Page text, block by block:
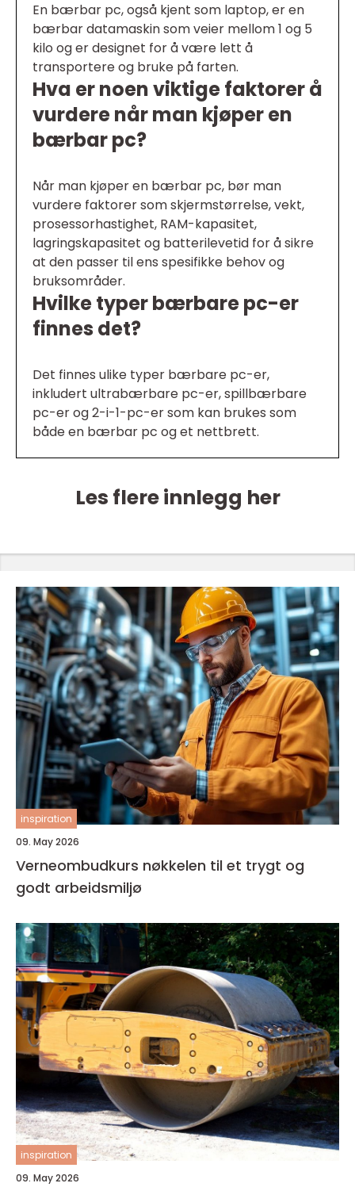
En bærbar pc, også kjent som laptop, er en
bærbar datamaskin som veier mellom 1 og 5
kilo og er designet for å være lett å
transportere og bruke på farten.
Hva er noen viktige faktorer å
vurdere når man kjøper en
bærbar pc?
Når man kjøper en bærbar pc, bør man
vurdere faktorer som skjermstørrelse, vekt,
prosessorhastighet, RAM-kapasitet,
lagringskapasitet og batterilevetid for å sikre
at den passer til ens spesifikke behov og
bruksområder.
Hvilke typer bærbare pc-er
finnes det?
Det finnes ulike typer bærbare pc-er,
inkludert ultrabærbare pc-er, spillbærbare
pc-er og 2-i-1-pc-er som kan brukes som
både en bærbar pc og et nettbrett.
Les flere innlegg her
inspiration
09. May 2026
Verneombudkurs nøkkelen til et trygt og
godt arbeidsmiljø
inspiration
09. May 2026